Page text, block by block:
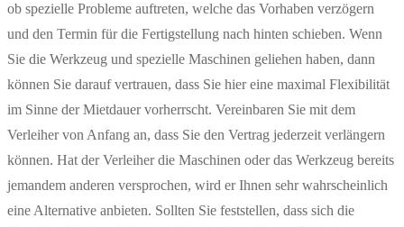
ob spezielle Probleme auftreten, welche das Vorhaben verzögern
und den Termin für die Fertigstellung nach hinten schieben. Wenn
Sie die Werkzeug und spezielle Maschinen geliehen haben, dann
können Sie darauf vertrauen, dass Sie hier eine maximal Flexibilität
im Sinne der Mietdauer vorherrscht. Vereinbaren Sie mit dem
Verleiher von Anfang an, dass Sie den Vertrag jederzeit verlängern
können. Hat der Verleiher die Maschinen oder das Werkzeug bereits
jemandem anderen versprochen, wird er Ihnen sehr wahrscheinlich
eine Alternative anbieten. Sollten Sie feststellen, dass sich die